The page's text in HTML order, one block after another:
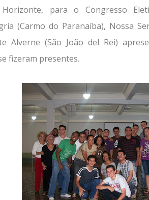
para o Congresso
(Carmo do Paranaíba), Nossa
Alverne (São João del Rei)
fizeram presentes.